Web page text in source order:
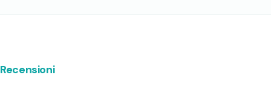
Recensioni